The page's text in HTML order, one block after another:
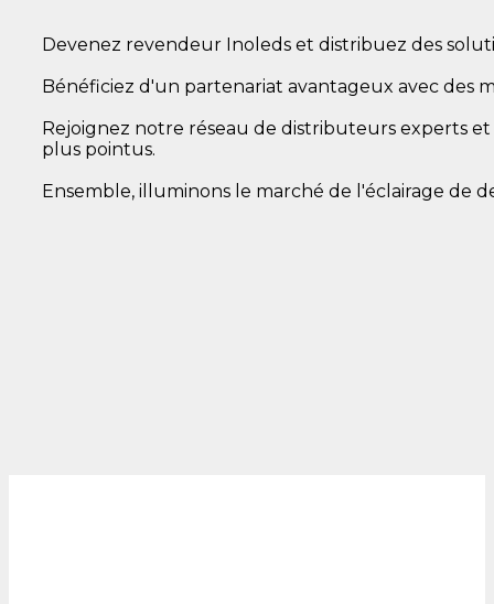
Devenez revendeur Inoleds et distribuez des
Bénéficiez d'un partenariat avantageux avec des
Rejoignez notre réseau de distributeurs experts
plus pointus.
Ensemble, illuminons le marché de l'éclairage de